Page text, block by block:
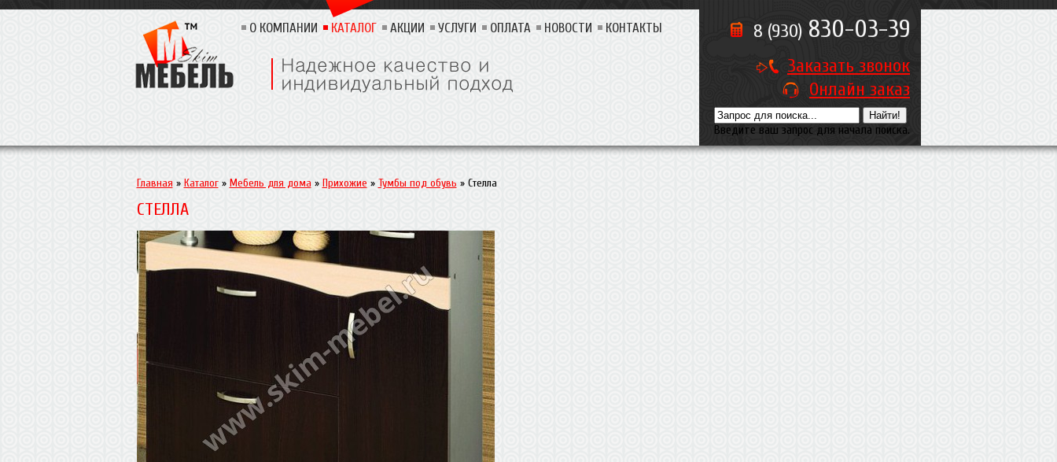
Введите ваш запрос для начала поиска.
О КОМПАНИИ КАТАЛОГ АКЦИИ УСЛУГИ ОПЛАТА НОВОСТИ КОНТАКТЫ 8 (930) 830-03-39
Заказать звонок
Онлайн заказ
Главная » Каталог» Мебель для дома » Прихожие » Тумбы под обувь » Стелла
СТЕЛЛА